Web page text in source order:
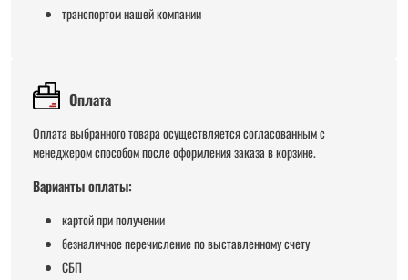
транспортом нашей компании
Оплата
Оплата выбранного товара осуществляется согласованным с
менеджером способом после оформления заказа в корзине.
Варианты оплаты:
картой при получении
безналичное перечисление по выставленному счету
СБП